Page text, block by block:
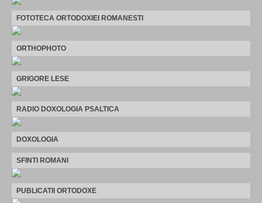
FOTOTECA ORTODOXIEI ROMANESTI
ORTHOPHOTO
GRIGORE LESE
RADIO DOXOLOGIA PSALTICA
DOXOLOGIA
SFINTI ROMANI
PUBLICATII ORTODOXE